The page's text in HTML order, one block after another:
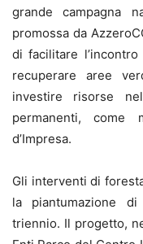
grande campagna
promossa da
di facilitare
recuperare aree
investire risorse
permanenti, come
d’Impresa.
Gli interventi di
la piantumazione
triennio. Il progetto,